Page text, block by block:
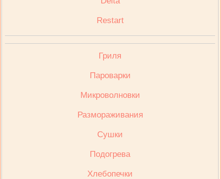
Restart
Гриля
Пароварки
Микроволновки
Размораживания
Сушки
Подогрева
Хлебопечки